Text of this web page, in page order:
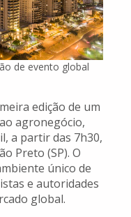
de evento global
edição de um
agronegócio,
a partir das 7h30,
Preto (SP). O
único de
e autoridades
global.